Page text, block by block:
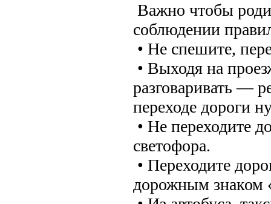
Важно чтобы
соблюдении
• Не спешите,
• Выходя на
разговаривать —
переходе дороги
• Не переходите
светофора.
• Переходите
дорожным знаком